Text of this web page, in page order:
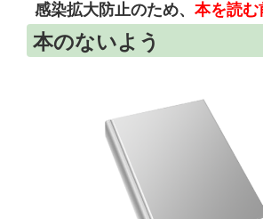
感染拡大防止のため、本を読
本のないよう